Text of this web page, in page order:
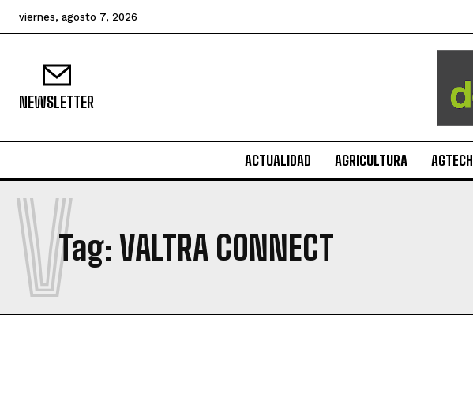
viernes, agosto 7, 2026
NEWSLETTER
ACTUALIDAD AGRICULTURA AGTECH
Tag: VALTRA CONNECT
V